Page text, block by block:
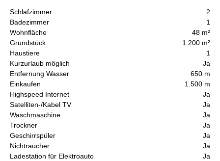
Schlafzimmer
2
Badezimmer
1
Wohnfläche
48 m²
Grundstück
1.200 m²
Haustiere
1
Kurzurlaub möglich
Ja
Entfernung Wasser
650 m
Einkaufen
1.500 m
Highspeed Internet
Ja
Satelliten-/Kabel TV
Ja
Waschmaschine
Ja
Trockner
Ja
Geschirrspüler
Ja
Nichtraucher
Ja
Ladestation für Elektroauto
Ja